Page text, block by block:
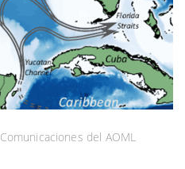
Comunicaciones del AOML